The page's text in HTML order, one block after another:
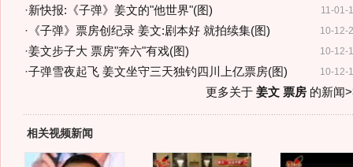
11-01-
·新快报:《子弹》姜文的"他世界"(图)
10-12-
· 《子弹》票房创纪录 姜文:剧本好 就拍续集(图)
10-12-
·姜文步子大 票房"奔六"有戏(图)
10-12-
·子弹雪夜起飞 姜文坐守三天独钓四川上亿票房(图)
更多关于 姜文 票房的新闻
相关视频新闻